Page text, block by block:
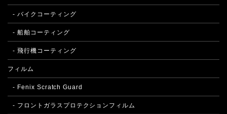
- バイクコーティング
- 船舶コーティング
- 飛行機コーティング
フィルム
- Fenix Scratch Guard
- フロントガラスプロテクションフィルム